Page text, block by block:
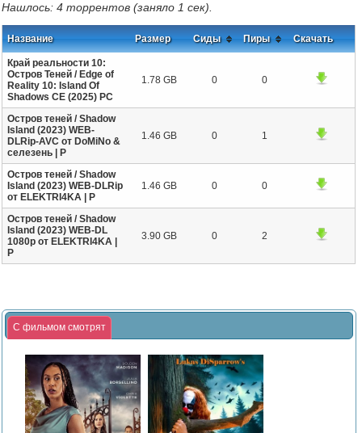
Нашлось: 4 торрентов (заняло 1 сек).
Название Размер Сиды Пиры Скачать
Край реальности 10:
Остров Теней / Edge of
Reality 10: Island Of
Shadows CE (2025) PC
1.78 GB 0 0
Остров теней / Shadow
Island (2023) WEB-
DLRip-AVC от DoMiNo &
селезень | P
1.46 GB 0 1
Остров теней / Shadow
Island (2023) WEB-DLRip
от ELEKTRI4KA | P
1.46 GB 0 0
Остров теней / Shadow
Island (2023) WEB-DL
1080p от ELEKTRI4KA |
P
3.90 GB 0 2
С фильмом смотрят